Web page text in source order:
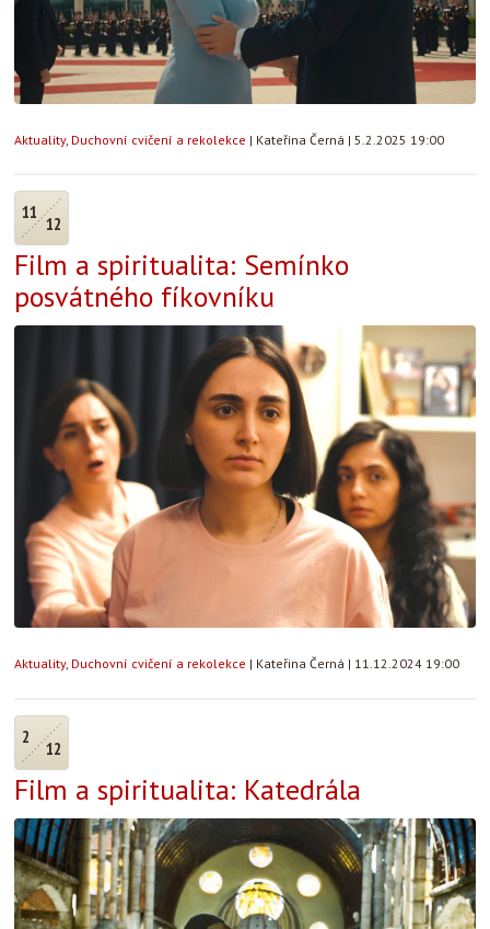
Aktuality, Duchovní cvičení a rekolekce | Kateřina Černá | 5.2.2025 19:00
11
12
Film a spiritualita: Semínko
posvátného fíkovníku
Aktuality, Duchovní cvičení a rekolekce | Kateřina Černá | 11.12.2024 19:00
2
12
Film a spiritualita: Katedrála